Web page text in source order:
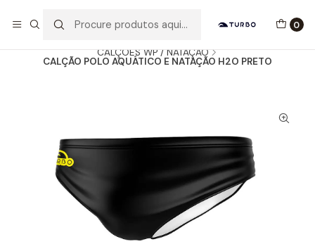
0
CALÇÕES WP / NATAÇÃO
CALÇÃO POLO AQUÁTICO E NATAÇÃO H2O PRETO